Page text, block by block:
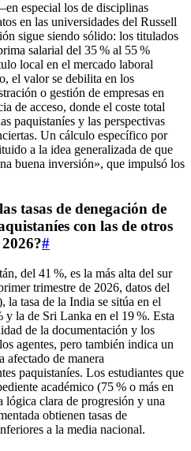
especial los de disciplinas
en las universidades del Russell
sigue siendo sólido: los titulados
salarial del 35 % al 55 %
local en el mercado laboral
el valor se debilita en los
o gestión de empresas en
de acceso, donde el coste total
paquistaníes y las perspectivas
Un cálculo específico por
a la idea generalizada de que
buena inversión», que impulsó los
tasas de denegación de
con las de otros
#
del 41 %, es la más alta del sur
trimestre de 2026, datos del
tasa de la India se sitúa en el
y la de Sri Lanka en el 19 %. Esta
de la documentación y los
agentes, pero también indica un
de manera
paquistaníes. Los estudiantes que
académico (75 % o más en
lógica clara de progresión y una
obtienen tasas de
a la media nacional.